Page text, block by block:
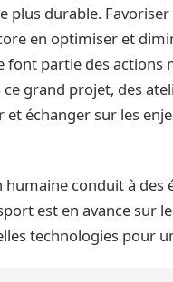
plus durable.
en optimiser et
font partie des actions
grand projet, des
et échanger sur les
conduit à
est en avance sur
technologies pour